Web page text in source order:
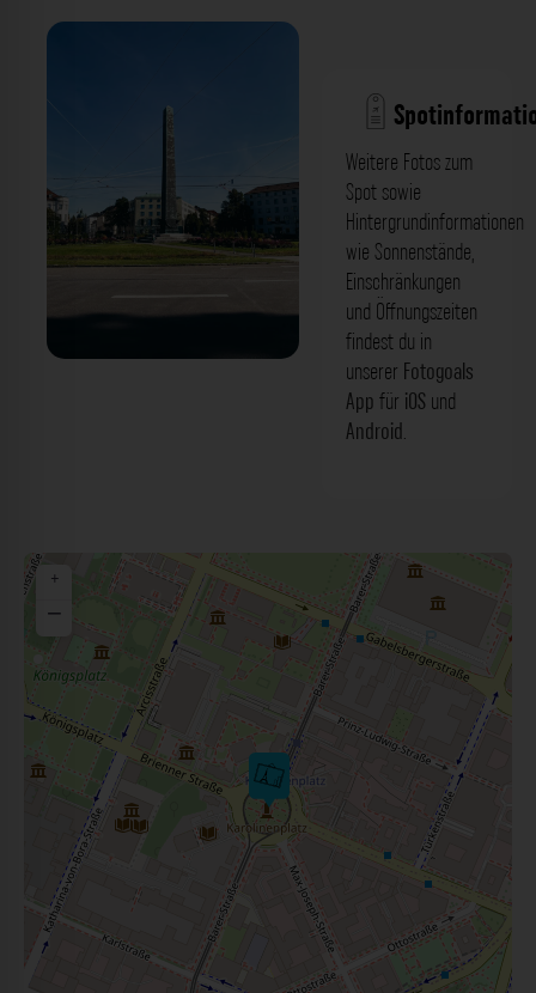
Weitere Fotos zum
Spot sowie
Hintergrundinformationen
wie Sonnenstände,
Einschränkungen
und Öffnungszeiten
findest du in
unserer Fotogoals
App für iOS und
Android.
+
−